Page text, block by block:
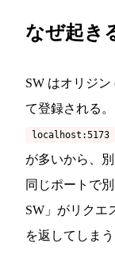
なぜ起き
SW はオリジ
て登録される
localhost:5173
が多いから、
同じポートで
SW」がリクエ
を返してしまう